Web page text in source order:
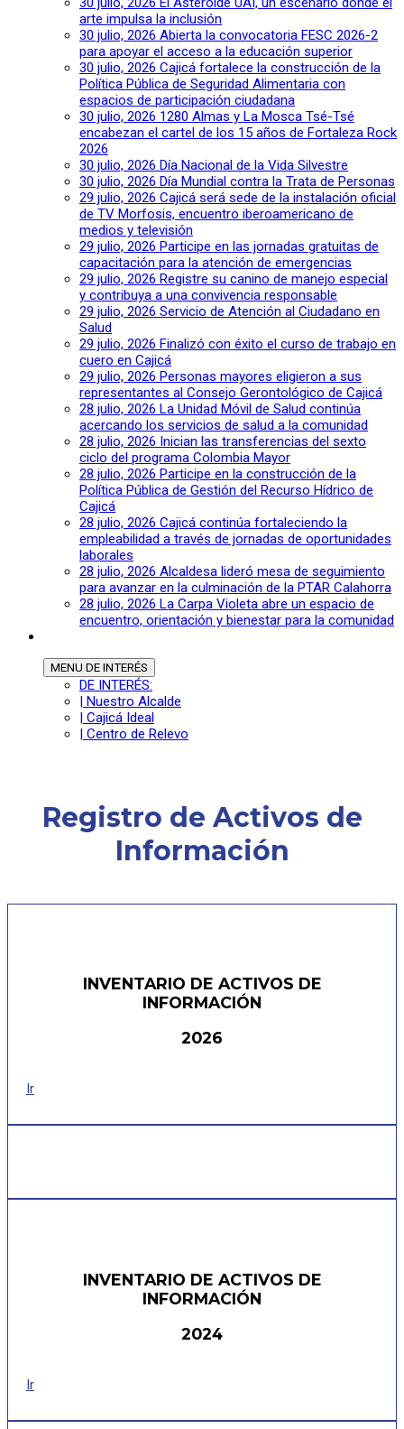
arte impulsa la inclusión
30 julio, 2026 Abierta la convocatoria FESC 2026-2
para apoyar el acceso a la educación superior
30 julio, 2026 Cajicá fortalece la construcción de la
Política Pública de Seguridad Alimentaria con
espacios de participación ciudadana
30 julio, 2026 1280 Almas y La Mosca Tsé-Tsé
encabezan el cartel de los 15 años de Fortaleza Rock
2026
30 julio, 2026 Día Nacional de la Vida Silvestre
30 julio, 2026 Día Mundial contra la Trata de Personas
29 julio, 2026 Cajicá será sede de la instalación oficial
de TV Morfosis, encuentro iberoamericano de
medios y televisión
29 julio, 2026 Participe en las jornadas gratuitas de
capacitación para la atención de emergencias
29 julio, 2026 Registre su canino de manejo especial
y contribuya a una convivencia responsable
29 julio, 2026 Servicio de Atención al Ciudadano en
Salud
29 julio, 2026 Finalizó con éxito el curso de trabajo en
cuero en Cajicá
29 julio, 2026 Personas mayores eligieron a sus
representantes al Consejo Gerontológico de Cajicá
28 julio, 2026 La Unidad Móvil de Salud continúa
acercando los servicios de salud a la comunidad
28 julio, 2026 Inician las transferencias del sexto
ciclo del programa Colombia Mayor
28 julio, 2026 Participe en la construcción de la
Política Pública de Gestión del Recurso Hídrico de
Cajicá
28 julio, 2026 Cajicá continúa fortaleciendo la
empleabilidad a través de jornadas de oportunidades
laborales
28 julio, 2026 Alcaldesa lideró mesa de seguimiento
para avanzar en la culminación de la PTAR Calahorra
28 julio, 2026 La Carpa Violeta abre un espacio de
encuentro, orientación y bienestar para la comunidad
MENU DE INTERÉS
DE INTERÉS:
| Nuestro Alcalde
| Cajicá Ideal
| Centro de Relevo
Registro de Activos de
Información
INVENTARIO DE ACTIVOS DE
INFORMACIÓN
2026
Ir
INVENTARIO DE ACTIVOS DE
INFORMACIÓN
2024
Ir